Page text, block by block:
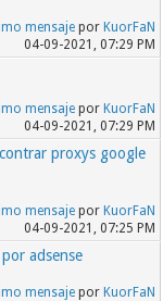
mensajepor KuorFaN
04-09-2021, 07:29 PM
mensajepor KuorFaN
04-09-2021, 07:29 PM
proxys google
mensajepor KuorFaN
04-09-2021, 07:25 PM
adsense
mensajepor KuorFaN